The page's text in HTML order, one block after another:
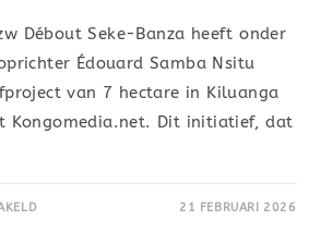
Débout Seke-Banza heeft onder
Édouard Samba Nsitu
van 7 hectare in Kiluanga
Kongomedia.net. Dit initiatief, dat
21 FEBRUARI 2026